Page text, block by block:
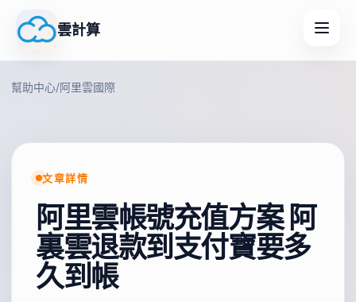
雲計算
幫助中心/阿里雲國際
文章詳情
阿里雲帳號充值方案 阿
裏雲退款到支付寶要多
久到帳